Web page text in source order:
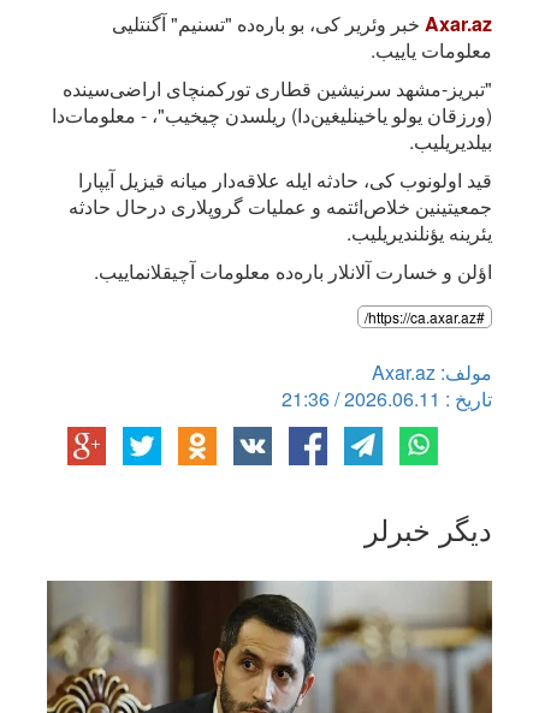
Axar.az خبر وئریر کی، بو باره‌ده "تسنیم" آگنتلیی
معلومات یاییب.
"تبریز-مشهد سرنیشین قطاری تورکمنچای اراضی‌سینده
(ورزقان یولو یاخینلیغین‌دا) ریلسدن چیخیب"، - معلومات‌دا
بیلدیریلیب.
قید اولونوب کی، حادثه ایله علاقه‌دار میانه قیزیل آیپارا
جمعیتینین خلاص‌ائتمه و عملیات گروپلاری درحال حادثه
یئرینه یؤنلندیریلیب.
اؤلن و خسارت آلانلار باره‌ده معلومات آچیقلانماییب.
#https://ca.axar.az/
مولف: Axar.az
تاریخ : 2026.06.11 / 21:36
دیگر خبرلر